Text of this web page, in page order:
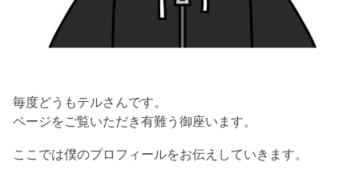
毎度どうもテルさんです。
ページをご覧いただき有難う御座います。
ここでは僕のプロフィールをお伝えしていきます。